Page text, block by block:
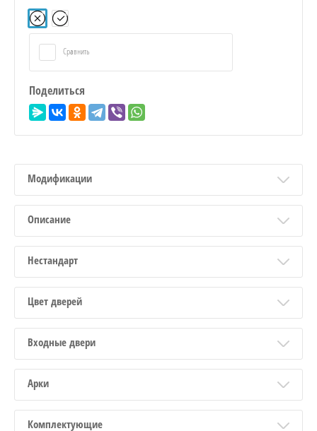
Сравнить
Поделиться
Модификации
Описание
Нестандарт
Цвет дверей
Входные двери
Арки
Комплектующие